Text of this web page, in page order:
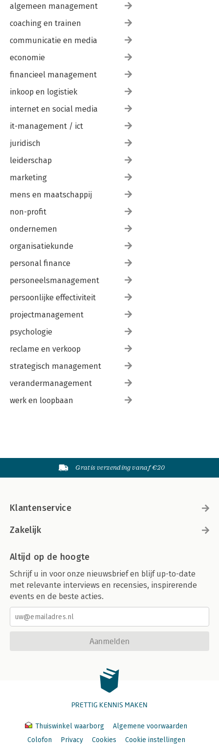
algemeen management
coaching en trainen
communicatie en media
economie
financieel management
inkoop en logistiek
internet en social media
it-management / ict
juridisch
leiderschap
marketing
mens en maatschappij
non-profit
ondernemen
organisatiekunde
personal finance
personeelsmanagement
persoonlijke effectiviteit
projectmanagement
psychologie
reclame en verkoop
strategisch management
verandermanagement
werk en loopbaan
Gratis verzending vanaf €20
Klantenservice
Zakelijk
Altijd op de hoogte
Schrijf u in voor onze nieuwsbrief en blijf up-to-date
met relevante interviews en recensies, inspirerende
events en de beste acties.
Aanmelden
PRETTIG KENNIS MAKEN
Thuiswinkel waarborg
Algemene voorwaarden
Colofon
Privacy Cookies Cookie instellingen